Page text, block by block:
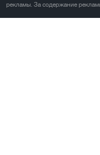
рекламы. За содержание